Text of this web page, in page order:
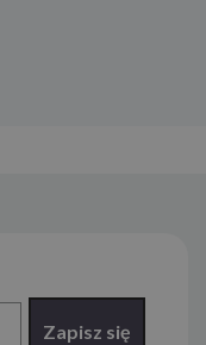
Zapisz się